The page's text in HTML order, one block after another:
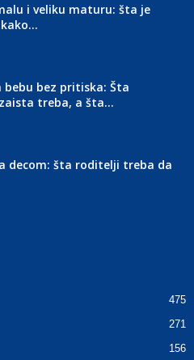
i veliku maturu: šta je
bebu bez pritiska: Šta
treba, a šta...
decom: šta roditelji treba da
475
271
156